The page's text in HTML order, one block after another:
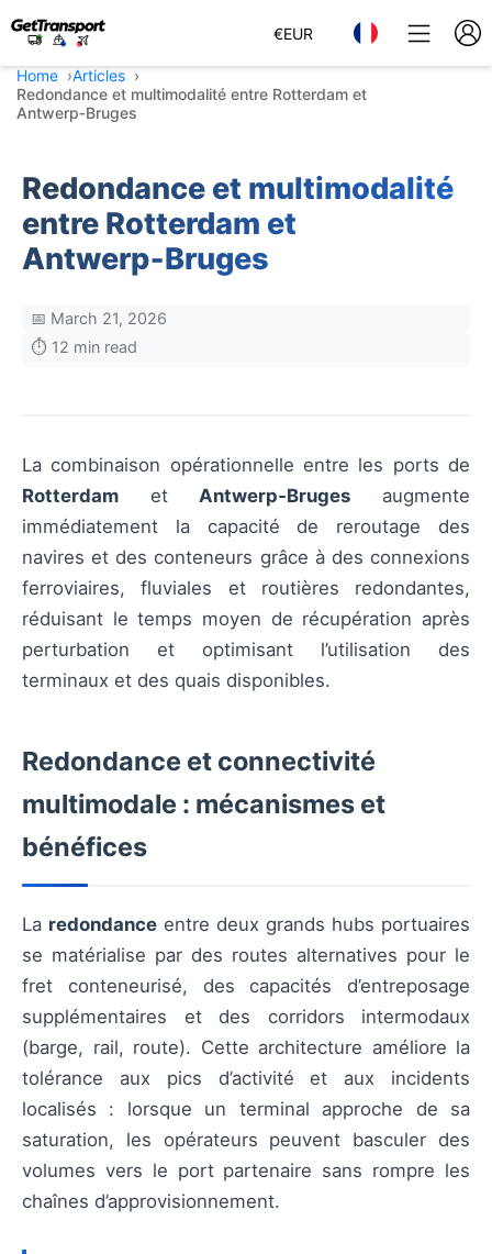
€EUR
Home
Articles
Redondance et multimodalité entre Rotterdam et
Antwerp‑Bruges
Redondance et multimodalité
entre Rotterdam et
Antwerp‑Bruges
📅 March 21, 2026
⏱️ 12 min read
La combinaison opérationnelle entre les ports de
Rotterdam etAntwerp‑Bruges augmente
immédiatement la capacité de reroutage des
navires et des conteneurs grâce à des connexions
ferroviaires, fluviales et routières redondantes,
réduisant le temps moyen de récupération après
perturbation et optimisant l’utilisation des
terminaux et des quais disponibles.
Redondance et connectivité
multimodale : mécanismes et
bénéfices
La redondance entre deux grands hubs portuaires
se matérialise par des routes alternatives pour le
fret conteneurisé, des capacités d’entreposage
supplémentaires et des corridors intermodaux
(barge, rail, route). Cette architecture améliore la
tolérance aux pics d’activité et aux incidents
localisés : lorsque un terminal approche de sa
saturation, les opérateurs peuvent basculer des
volumes vers le port partenaire sans rompre les
chaînes d’approvisionnement.